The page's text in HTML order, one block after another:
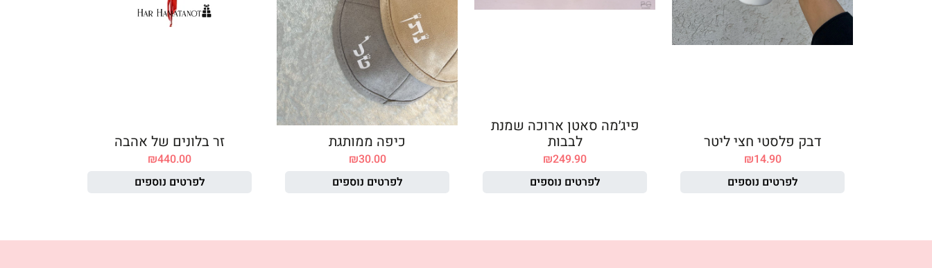
דבק פלסטי חצי ליטר
₪14.90
לפרטים נוספים
פיג׳מה סאטן ארוכה שמנת
לבבות
₪249.90
לפרטים נוספים
כיפה ממותגת
₪30.00
לפרטים נוספים
זר בלונים של אהבה
₪440.00
לפרטים נוספים